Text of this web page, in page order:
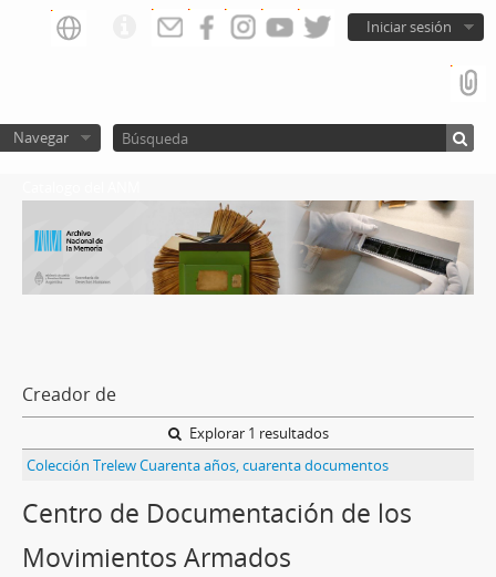
Iniciar sesión
Navegar
Creador de
Explorar 1 resultados
Colección Trelew Cuarenta años, cuarenta documentos
Centro de Documentación de los
Movimientos Armados